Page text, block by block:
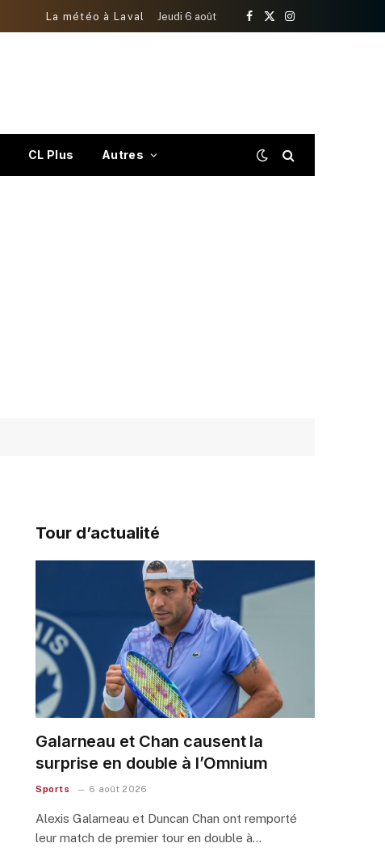
La météo à Laval Jeudi 6 août
Facebook
X
Instagram
CL Plus Autres
Tour d’actualité
Galarneau et Chan causent la
surprise en double à l’Omnium
Sports 6 août 2026
Alexis Galarneau et Duncan Chan ont remporté
leur match de premier tour en double à…